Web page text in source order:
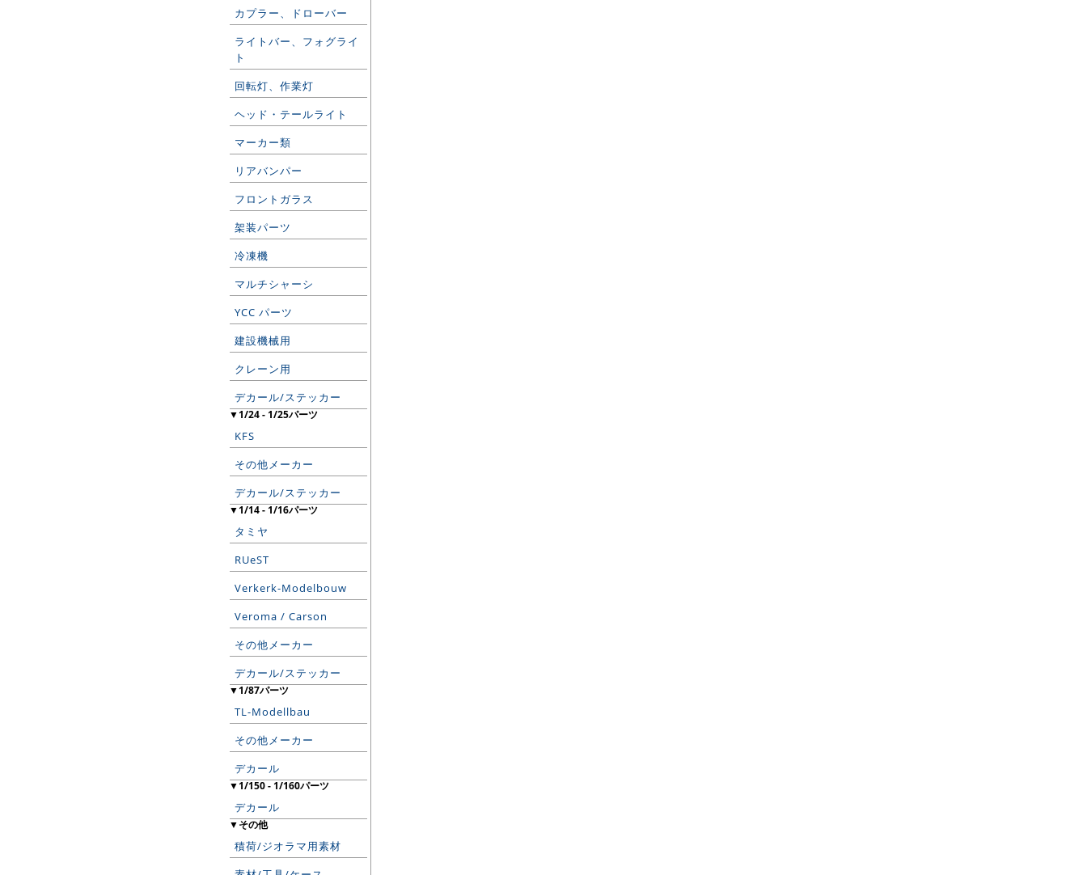
カプラー、ドローバー
ライトバー、フォグライ
ト
回転灯、作業灯
ヘッド・テールライト
マーカー類
リアバンパー
フロントガラス
架装パーツ
冷凍機
マルチシャーシ
YCC パーツ
建設機械用
クレーン用
デカール/ステッカー
▼1/24 - 1/25パーツ
KFS
その他メーカー
デカール/ステッカー
▼1/14 - 1/16パーツ
タミヤ
RUeST
Verkerk-Modelbouw
Veroma / Carson
その他メーカー
デカール/ステッカー
▼1/87パーツ
TL-Modellbau
その他メーカー
デカール
▼1/150 - 1/160パーツ
デカール
▼その他
積荷/ジオラマ用素材